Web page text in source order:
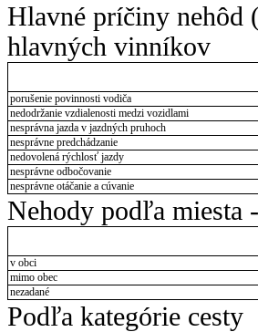
Hlavné príčiny nehôd
hlavných vinníkov
porušenie povinnosti vodiča
nedodržanie vzdialenosti medzi vozidlami
nesprávna jazda v jazdných pruhoch
nesprávne predchádzanie
nedovolená rýchlosť jazdy
nesprávne odbočovanie
nesprávne otáčanie a cúvanie
Nehody podľa miesta
v obci
mimo obec
nezadané
Podľa kategórie cesty